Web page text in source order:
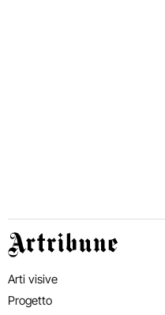
Artribune
Arti visive
Progetto